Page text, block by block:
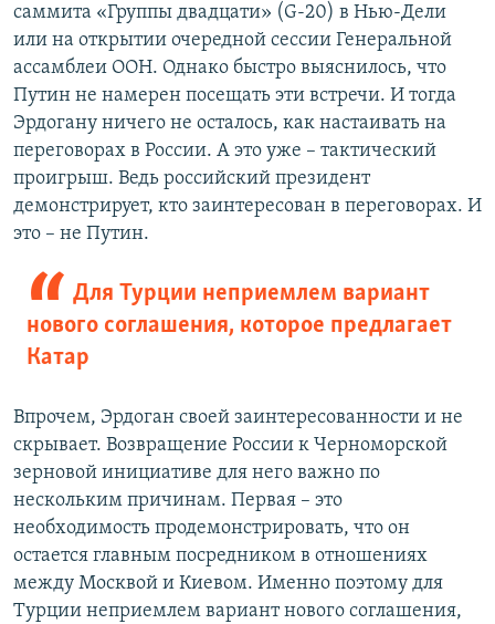
саммита «Группы двадцати» (G-20) в Нью-Дели
или на открытии очередной сессии Генеральной
ассамблеи ООН. Однако быстро выяснилось, что
Путин не намерен посещать эти встречи. И тогда
Эрдогану ничего не осталось, как настаивать на
переговорах в России. А это уже – тактический
проигрыш. Ведь российский президент
демонстрирует, кто заинтересован в переговорах. И
это – не Путин.
Для Турции неприемлем вариант
нового соглашения, которое предлагает
Катар
Впрочем, Эрдоган своей заинтересованности и не
скрывает. Возвращение России к Черноморской
зерновой инициативе для него важно по
нескольким причинам. Первая – это
необходимость продемонстрировать, что он
остается главным посредником в отношениях
между Москвой и Киевом. Именно поэтому для
Турции неприемлем вариант нового соглашения,